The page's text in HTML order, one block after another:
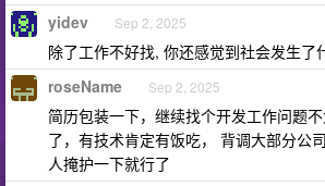
yidev Sep 2, 2025
除了工作不好找, 你还感觉到社会发生了
roseName Sep 2, 2025
简历包装一下，继续找个开发工作问题
了，有技术肯定有饭吃， 背调大部分公
人掩护一下就行了